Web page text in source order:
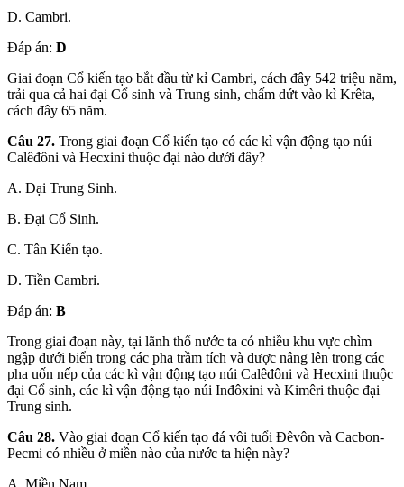
D. Cambri.
Đáp án: D
Giai đoạn Cổ kiến tạo bắt đầu từ kỉ Cambri, cách đây 542 triệu năm,
trải qua cả hai đại Cổ sinh và Trung sinh, chấm dứt vào kì Krêta,
cách đây 65 năm.
Câu 27. Trong giai đoạn Cổ kiến tạo có các kì vận động tạo núi
Calêđôni và Hecxini thuộc đại nào dưới đây?
A. Đại Trung Sinh.
B. Đại Cổ Sinh.
C. Tân Kiến tạo.
D. Tiền Cambri.
Đáp án: B
Trong giai đoạn này, tại lãnh thổ nước ta có nhiều khu vực chìm
ngập dưới biển trong các pha trầm tích và được nâng lên trong các
pha uốn nếp của các kì vận động tạo núi Calêđôni và Hecxini thuộc
đại Cổ sinh, các kì vận động tạo núi Inđôxini và Kimêri thuộc đại
Trung sinh.
Câu 28. Vào giai đoạn Cổ kiến tạo đá vôi tuổi Đêvôn và Cacbon-
Pecmi có nhiều ở miền nào của nước ta hiện này?